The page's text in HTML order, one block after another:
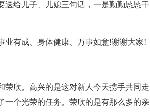
送给儿子、儿媳三句话，一是勤勤恳恳干
业有成、身体健康、万事如意!谢谢大家!
荣欣。高兴的是这对新人今天携手共同走
一个光荣的任务。荣欣的是有那么多的亲